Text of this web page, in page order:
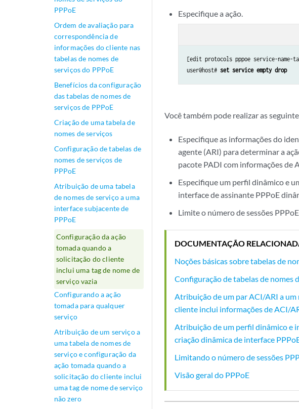
PPPoE
Ordem de avaliação para
correspondência de
informações do cliente nas
tabelas de nomes de
serviços do PPPoE
Benefícios da configuração
das tabelas de nomes de
serviços de PPPoE
Criação de uma tabela de
nomes de serviços
Configuração de tabelas de
nomes de serviços de
PPPoE
Atribuição de uma tabela
de nomes de serviço a uma
interface subjacente de
PPPoE
Configuração da ação
tomada quando a
solicitação do cliente
inclui uma tag de nome de
serviço vazia
Configurando a ação
tomada para qualquer
serviço
Atribuição de um serviço a
uma tabela de nomes de
serviço e configuração da
ação tomada quando a
solicitação do cliente inclui
uma tag de nome de serviço
não zero
Especifique a ação.
[edit protocols pppoe service-name-
user@host# set service empty drop
Você também pode realizar as
Especifique as informações do
agente (ARI) para determinar a
pacote PADI com informações de
Especifique um perfil dinâmico e
interface de assinante PPPoE
Limite o número de sessões
DOCUMENTAÇÃO
Noções básicas sobre tabelas de
Configuração de tabelas de nomes
Atribuição de um par ACI/ARI a um
cliente inclui informações de ACI/
Atribuição de um perfil dinâmico e
criação dinâmica de interface
Limitando o número de sessões
Visão geral do PPPoE